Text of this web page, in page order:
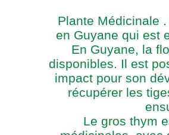
Plante Médicinale
en Guyane qui est
En Guyane, la
disponibles. Il est
impact pour son
récupérer les
Le gros thym